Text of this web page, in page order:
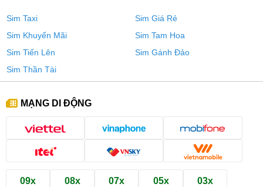
Sim Taxi
Sim Giá Rẻ
Sim Khuyến Mãi
Sim Tam Hoa
Sim Tiến Lên
Sim Gánh Đảo
Sim Thần Tài
MẠNG DI ĐỘNG
09x 08x 07x 05x 03x